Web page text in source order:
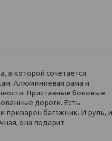
в которой сочетается
Алюминиевая рама и
Приставные боковые
дороги. Есть
приварен багажник. И руль, и
она подарит